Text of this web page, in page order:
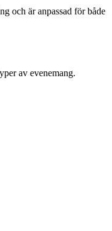
och är anpassad för både
av evenemang.